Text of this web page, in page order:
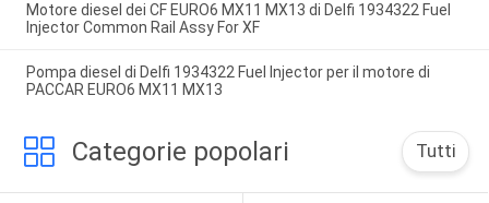
Motore diesel dei CF EURO6 MX11 MX13 di Delfi 1934322 Fuel
Injector Common Rail Assy For XF
Pompa diesel di Delfi 1934322 Fuel Injector per il motore di
PACCAR EURO6 MX11 MX13
Categorie popolari Tutti